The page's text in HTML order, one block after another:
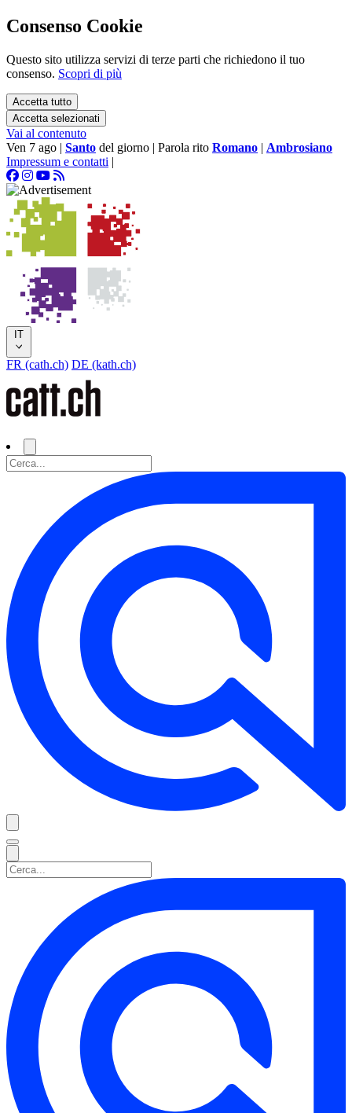
Consenso Cookie
Questo sito utilizza servizi di terze parti che richiedono il tuo
consenso. Scopri di più
Accetta tutto
Accetta selezionati
Vai al contenuto
Ven 7 ago | Santo del giorno | Parola rito Romano | Ambrosiano
Impressum e contatti |
IT
FR (cath.ch) DE (kath.ch)